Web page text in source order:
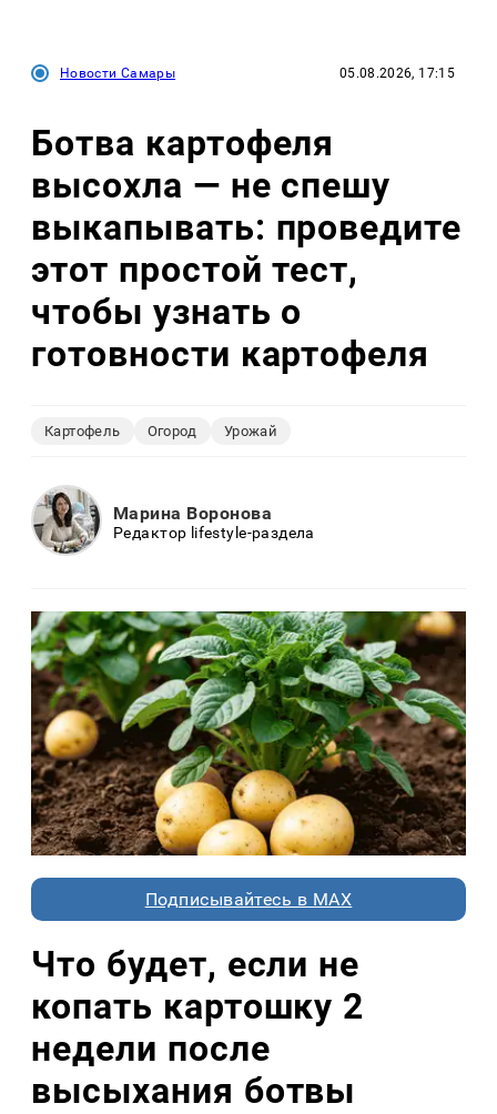
Новости Самары 05.08.2026, 17:15
Ботва картофеля
высохла — не спешу
выкапывать: проведите
этот простой тест,
чтобы узнать о
готовности картофеля
Картофель Огород Урожай
Марина Воронова
Редактор lifestyle-раздела
Подписывайтесь в MAX
Что будет, если не
копать картошку 2
недели после
высыхания ботвы